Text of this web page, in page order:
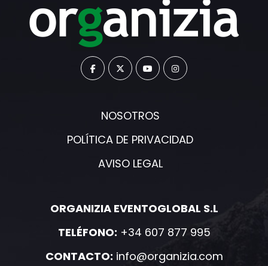
NOSOTROS
POLÍTICA DE PRIVACIDAD
AVISO LEGAL
ORGANIZIA EVENTOGLOBAL S.L
TELÉFONO: +34 607 877 995
CONTACTO: info@organizia.com